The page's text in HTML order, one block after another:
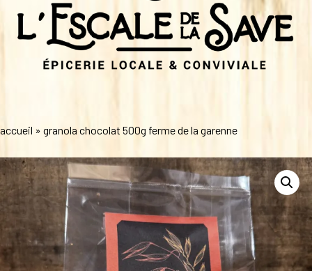
accueil » granola chocolat 500g ferme de la garenne